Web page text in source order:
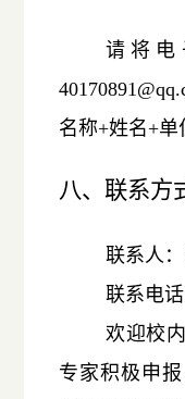
请将电
名称+姓名+单
八、联系方
联系人
联系电话
欢迎校
专家积极申